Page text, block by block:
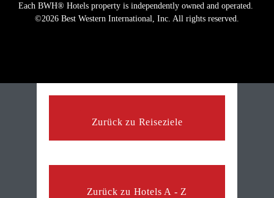
Zurück zu Reiseziele
Zurück zu Hotels A - Z
Each BWH® Hotels property is independently owned and operated.
©2026 Best Western International, Inc. All rights reserved.